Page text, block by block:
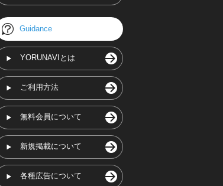
Guidance
YORUNAVIとは
ご利用方法
無料会員について
新規掲載について
各種広告について